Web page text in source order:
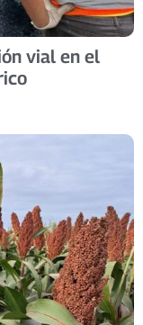
vial en el